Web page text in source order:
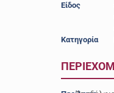
Είδος
Κατηγορία